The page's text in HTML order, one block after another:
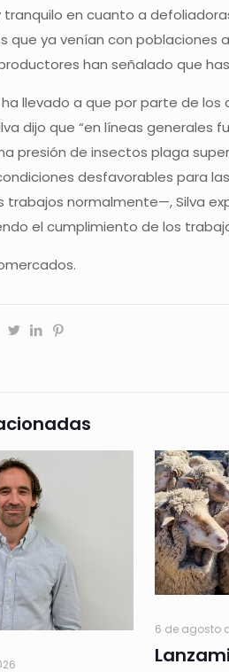
tranquilo en cuanto a
que ya venían con poblaciones
han señalado que
llevado a que por parte de
dijo que “en líneas generales
presión de insectos plaga
desfavorables para
trabajos normalmente—, Silva
el cumplimiento de los
6 de agosto